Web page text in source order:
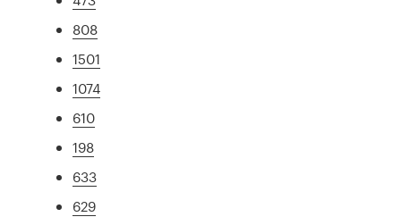
808
1501
1074
610
198
633
629